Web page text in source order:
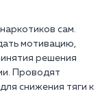
сам.
мотивацию,
решения
Проводят
снижения тяги к